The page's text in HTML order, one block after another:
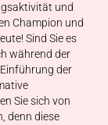
und
Champion und
Sind Sie es
während der
der
Sie sich von
denn diese